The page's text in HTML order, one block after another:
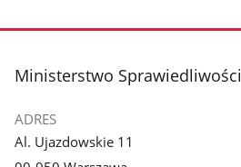
stopka
Ministerstwo Sprawiedliwości
ADRES
Al. Ujazdowskie 11